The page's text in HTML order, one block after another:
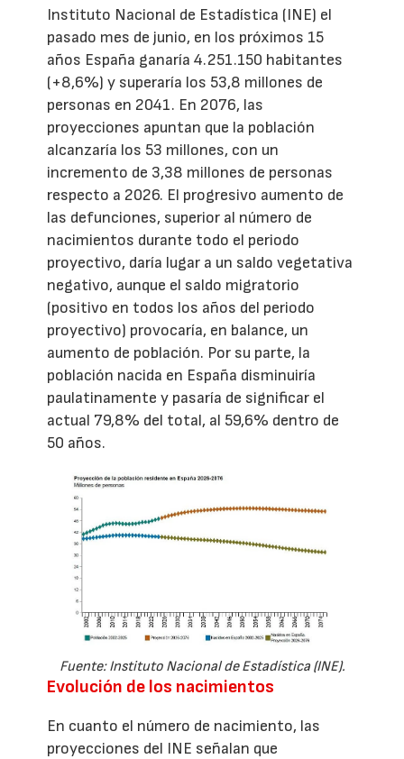
Instituto Nacional de Estadística (INE) el
pasado mes de junio, en los próximos 15
años España ganaría 4.251.150 habitantes
(+8,6%) y superaría los 53,8 millones de
personas en 2041. En 2076, las
proyecciones apuntan que la población
alcanzaría los 53 millones, con un
incremento de 3,38 millones de personas
respecto a 2026. El progresivo aumento de
las defunciones, superior al número de
nacimientos durante todo el periodo
proyectivo, daría lugar a un saldo vegetativa
negativo, aunque el saldo migratorio
(positivo en todos los años del periodo
proyectivo) provocaría, en balance, un
aumento de población. Por su parte, la
población nacida en España disminuiría
paulatinamente y pasaría de significar el
actual 79,8% del total, al 59,6% dentro de
50 años.
Fuente: Instituto Nacional de Estadística (INE).
Evolución de los nacimientos
En cuanto el número de nacimiento, las
proyecciones del INE señalan que